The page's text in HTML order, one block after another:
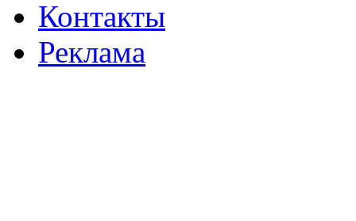
Контакты
Реклама